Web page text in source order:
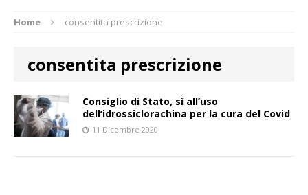
Home consentita prescrizione
consentita prescrizione
Consiglio di Stato, sì all’uso
dell’idrossiclorachina per la cura del Covid
11 Dicembre 2020